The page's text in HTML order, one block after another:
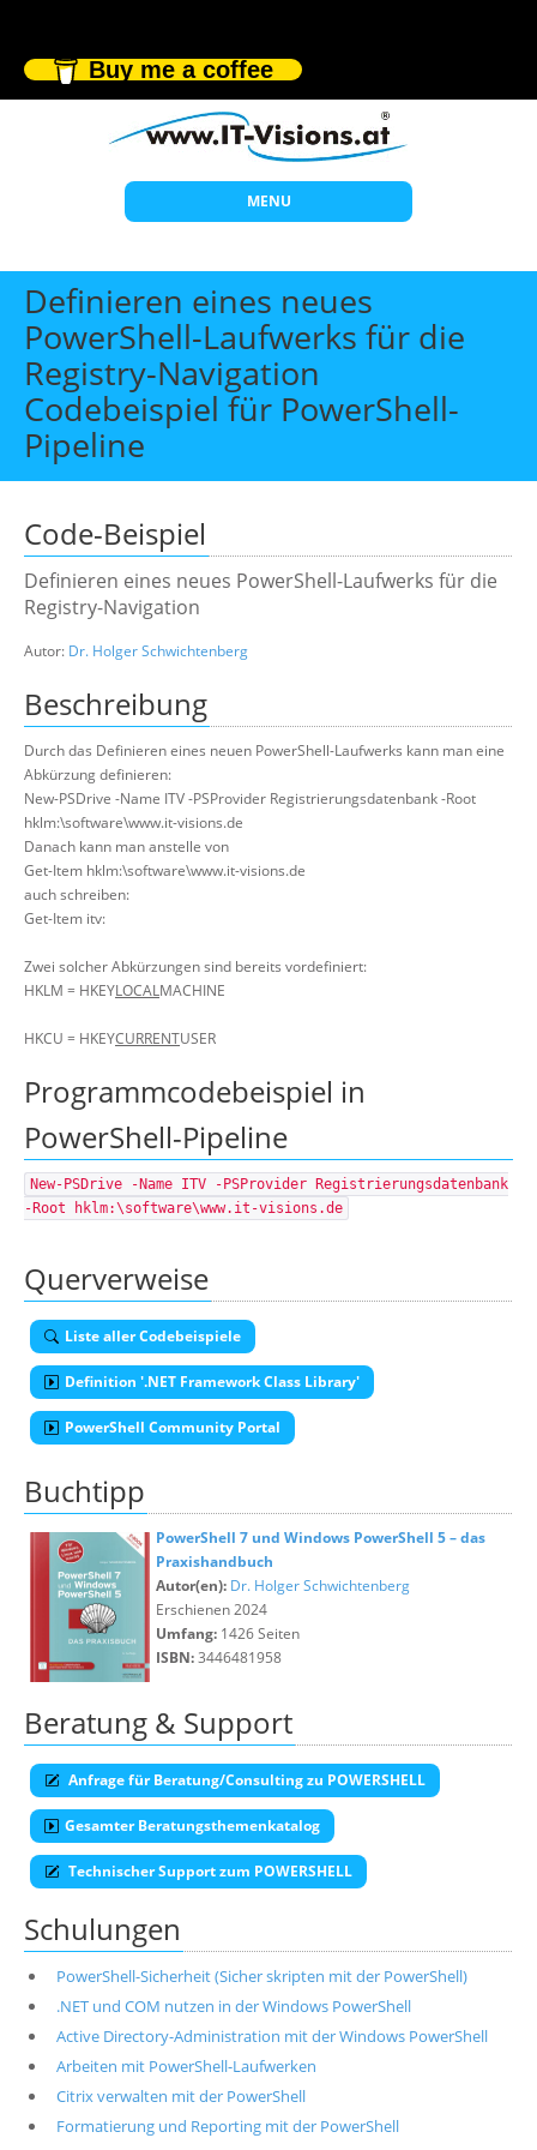
Buy me a coffee
MENU
Start
Themen
Beratung
Individuelle Schulungen
Über uns
Suche
Definieren eines neues
PowerShell-Laufwerks für die
Registry-Navigation
Codebeispiel für PowerShell-
Pipeline
Code-Beispiel
Definieren eines neues PowerShell-Laufwerks für die
Registry-Navigation
Autor: Dr. Holger Schwichtenberg
Beschreibung
Durch das Definieren eines neuen PowerShell-Laufwerks kann man eine
Abkürzung definieren:
New-PSDrive -Name ITV -PSProvider Registrierungsdatenbank -Root
hklm:\software\www.it-visions.de
Danach kann man anstelle von
Get-Item hklm:\software\www.it-visions.de
auch schreiben:
Get-Item itv:
Zwei solcher Abkürzungen sind bereits vordefiniert:
HKLM = HKEYLOCALMACHINE
HKCU = HKEYCURRENTUSER
Programmcodebeispiel in
PowerShell-Pipeline
New-PSDrive -Name ITV -PSProvider Registrierungsdatenbank
-Root hklm:\software\www.it-visions.de
Querverweise
Liste aller Codebeispiele
Definition '.NET Framework Class Library'
PowerShell Community Portal
Buchtipp
PowerShell 7 und Windows PowerShell 5 – das
Praxishandbuch
Autor(en): Dr. Holger Schwichtenberg
Erschienen 2024
Umfang: 1426 Seiten
ISBN:3446481958
Beratung & Support
Anfrage für Beratung/Consulting zu POWERSHELL
Gesamter Beratungsthemenkatalog
Technischer Support zum POWERSHELL
Schulungen
PowerShell-Sicherheit (Sicher skripten mit der PowerShell)
.NET und COM nutzen in der Windows PowerShell
Active Directory-Administration mit der Windows PowerShell
Arbeiten mit PowerShell-Laufwerken
Citrix verwalten mit der PowerShell
Formatierung und Reporting mit der PowerShell